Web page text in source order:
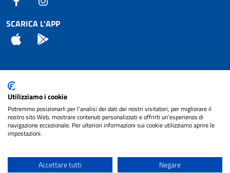
SCARICA L'APP
App Store
Attuazione Misure PNRR
Piano di miglioramento del sito
Note legali
cura diNET SMART
Utilizziamo i cookie
Potremmo posizionarli per l'analisi dei dati dei nostri visitatori, per migliorare il
nostro sito Web, mostrare contenuti personalizzati e offrirti un'esperienza di
navigazione eccezionale. Per ulteriori informazioni sui cookie utilizziamo aprire le
impostazioni.
Accettare tutti Negare